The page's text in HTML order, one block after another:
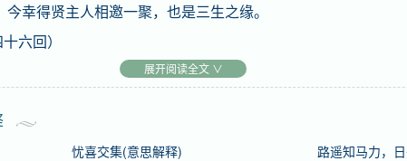
今幸得贤主人相邀一聚，也是三生之缘。
六回）
展开阅读全文 ∨
忧喜交集(意思解释) 路遥知马力，